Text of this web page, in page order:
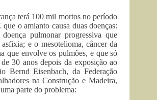
terá 100 mil mortos no período
o amianto causa duas doenças:
pulmonar progressiva que
e o mesotelioma, câncer da
que envolve os pulmões, e que só
30 anos depois da exposição ao
Bernd Eisenbach, da Federação
na Construção e Madeira,
parte do problema: